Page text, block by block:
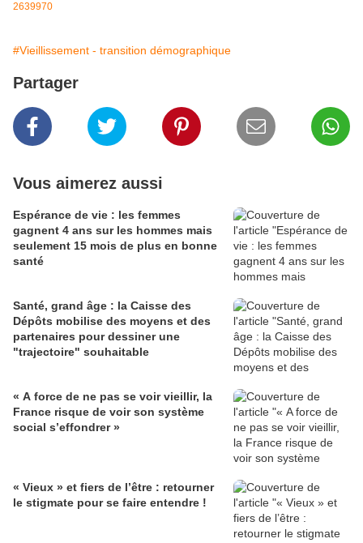
2639970
#Vieillissement - transition démographique
Partager
Vous aimerez aussi
Espérance de vie : les femmes
gagnent 4 ans sur les hommes mais
seulement 15 mois de plus en bonne
santé
Santé, grand âge : la Caisse des
Dépôts mobilise des moyens et des
partenaires pour dessiner une
"trajectoire" souhaitable
« A force de ne pas se voir vieillir, la
France risque de voir son système
social s’effondrer »
« Vieux » et fiers de l’être : retourner
le stigmate pour se faire entendre !